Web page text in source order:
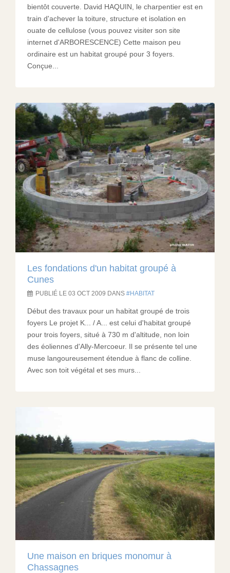
bientôt couverte. David HAQUIN, le charpentier est en
train d'achever la toiture, structure et isolation en
ouate de cellulose (vous pouvez visiter son site
internet d'ARBORESCENCE) Cette maison peu
ordinaire est un habitat groupé pour 3 foyers.
Conçue...
Les fondations d'un habitat groupé à
Cunes
PUBLIÉ LE 03 OCT 2009 DANS HABITAT
Début des travaux pour un habitat groupé de trois
foyers Le projet K... / A... est celui d'habitat groupé
pour trois foyers, situé à 730 m d'altitude, non loin
des éoliennes d'Ally-Mercoeur. Il se présente tel une
muse langoureusement étendue à flanc de colline.
Avec son toit végétal et ses murs...
Une maison en briques monomur à
Chassagnes